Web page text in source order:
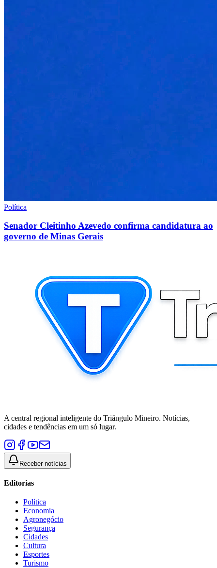
Política
Senador Cleitinho Azevedo confirma candidatura ao
governo de Minas Gerais
A central regional inteligente do Triângulo Mineiro. Notícias,
cidades e tendências em um só lugar.
Receber notícias
Editorias
Política
Economia
Agronegócio
Segurança
Cidades
Cultura
Esportes
Turismo